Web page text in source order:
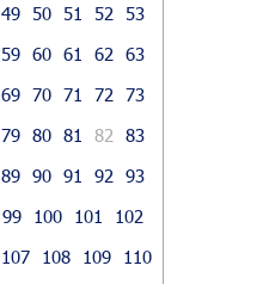
49 50 51 52
53
59 60 61 62
63
69 70 71 72
73
79 80 81 82
83
89 90 91 92
93
99 100 101
102
107 108 109
110